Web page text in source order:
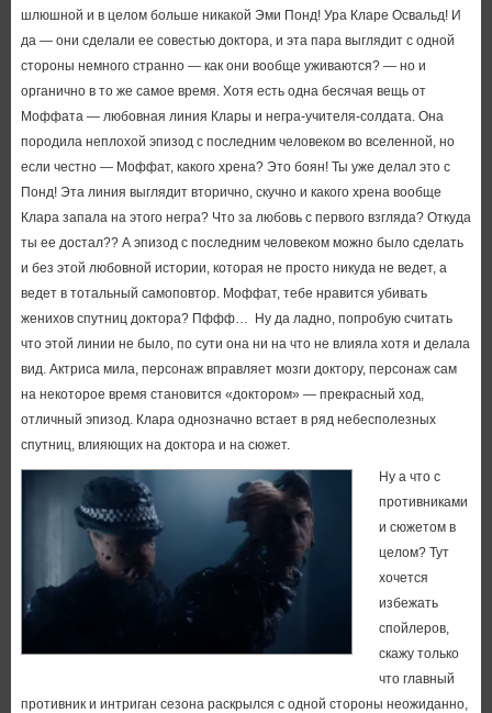
шлюшной и в целом больше никакой Эми Понд! Ура Кларе Освальд! И
да — они сделали ее совестью доктора, и эта пара выглядит с одной
стороны немного странно — как они вообще уживаются? — но и
органично в то же самое время. Хотя есть одна бесячая вещь от
Моффата — любовная линия Клары и негра-учителя-солдата. Она
породила неплохой эпизод с последним человеком во вселенной, но
если честно — Моффат, какого хрена? Это боян! Ты уже делал это с
Понд! Эта линия выглядит вторично, скучно и какого хрена вообще
Клара запала на этого негра? Что за любовь с первого взгляда? Откуда
ты ее достал?? А эпизод с последним человеком можно было сделать
и без этой любовной истории, которая не просто никуда не ведет, а
ведет в тотальный самоповтор. Моффат, тебе нравится убивать
женихов спутниц доктора? Пффф… Ну да ладно, попробую считать
что этой линии не было, по сути она ни на что не влияла хотя и делала
вид. Актриса мила, персонаж вправляет мозги доктору, персонаж сам
на некоторое время становится «доктором» — прекрасный ход,
отличный эпизод. Клара однозначно встает в ряд небесполезных
спутниц, влияющих на доктора и на сюжет.
Ну а что с
противниками
и сюжетом в
целом? Тут
хочется
избежать
спойлеров,
скажу только
что главный
противник и интриган сезона раскрылся с одной стороны неожиданно,